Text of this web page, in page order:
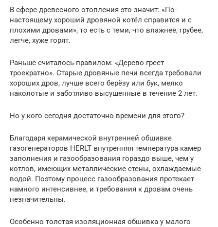
В сфере древесного отопления это значит: «По-
настоящему хороший дровяной котёл справится и с
плохими дровами», то есть с теми, что влажнее, грубее,
легче, хуже горят.
Раньше считалось правилом: «Дерево греет
троекратно». Старые дровяные печи всегда требовали
хороших дров, лучше всего берёзу или бук, мелко
наколотые и заботливо высушенные в течение 2 лет.
Но у кого сегодня достаточно времени для этого?
Благодаря керамической внутренней обшивке
газогенераторов HERLT внутренняя температура камер
заполнения и газообразования гораздо выше, чем у
котлов, имеющих металлические стены, охлаждаемые
водой. Поэтому процесс газообразования протекает
намного интенсивнее, и требования к дровам очень
незначительны.
Особенно толстая изоляционная обшивка у малого